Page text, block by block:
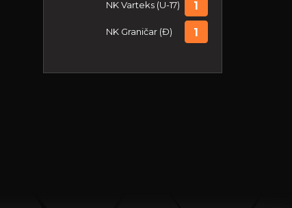
NK Varteks (U-17) 1
NK Graničar (Đ) 1